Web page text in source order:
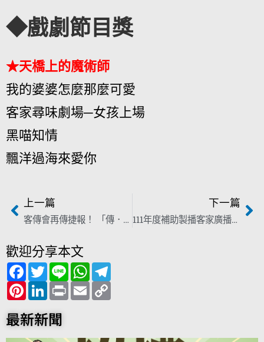
◆戲劇節目獎
★天橋上的魔術師
我的婆婆怎麼那麼可愛
客家尋味劇場─女孩上場
黑喵知情
飄洋過海來愛你
上一篇
客傳會再傳捷報！ 「傳．傳」、「羅芳伯」動畫 獲美國、俄羅斯國際影展肯定
下一篇
111年度補助製播客家廣播節目作業
歡迎分享本文
F
a
c
e
b
o
o
k
T
w
i
t
t
e
r
L
i
n
e
W
h
a
t
s
p m
P
i
n
t
e
r
L
i
n
k
e
d
P
r
i
E
m
a
i
最新新聞